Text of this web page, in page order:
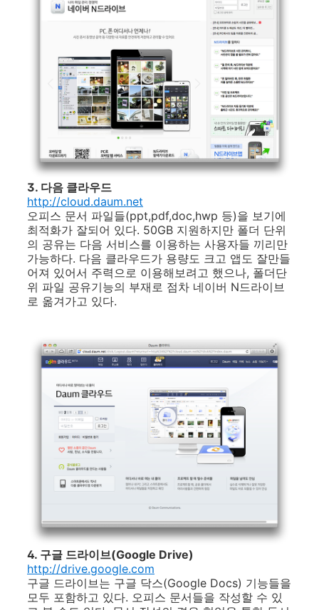
3. 다음 클라우드
http://cloud.daum.net
오피스 문서 파일들(ppt,pdf,doc,hwp 등)을 보기에
최적화가 잘되어 있다. 50GB 지원하지만 폴더 단위
의 공유는 다음 서비스를 이용하는 사용자들 끼리만
가능하다. 다음 클라우드가 용량도 크고 앱도 잘만들
어져 있어서 주력으로 이용해보려고 했으나, 폴더단
위 파일 공유기능의 부재로 점차 네이버 N드라이브
로 옮겨가고 있다.
4. 구글 드라이브(Google Drive)
http://drive.google.com
구글 드라이브는 구글 닥스(Google Docs) 기능들을
모두 포함하고 있다. 오피스 문서들을 작성할 수 있